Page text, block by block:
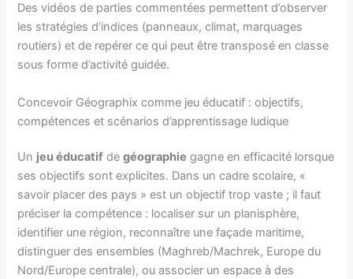
Des vidéos de parties commentées permettent d’observer
les stratégies d’indices (panneaux, climat, marquages
routiers) et de repérer ce qui peut être transposé en classe
sous forme d’activité guidée.
Concevoir Géographix comme jeu éducatif : objectifs,
compétences et scénarios d’apprentissage ludique
Un jeu éducatif degéographie gagne en efficacité lorsque
ses objectifs sont explicites. Dans un cadre scolaire, «
savoir placer des pays » est un objectif trop vaste ; il faut
préciser la compétence : localiser sur un planisphère,
identifier une région, reconnaître une façade maritime,
distinguer des ensembles (Maghreb/Machrek, Europe du
Nord/Europe centrale), ou associer un espace à des